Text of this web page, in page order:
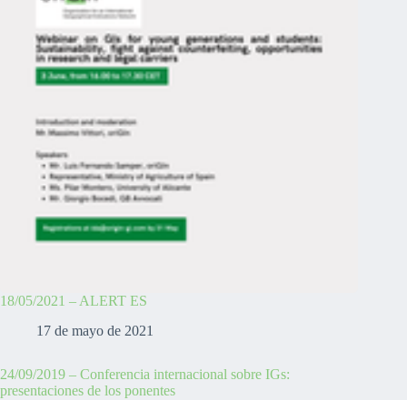
18/05/2021 – ALERT ES
17 de mayo de 2021
24/09/2019 – Conferencia internacional sobre IGs:
presentaciones de los ponentes